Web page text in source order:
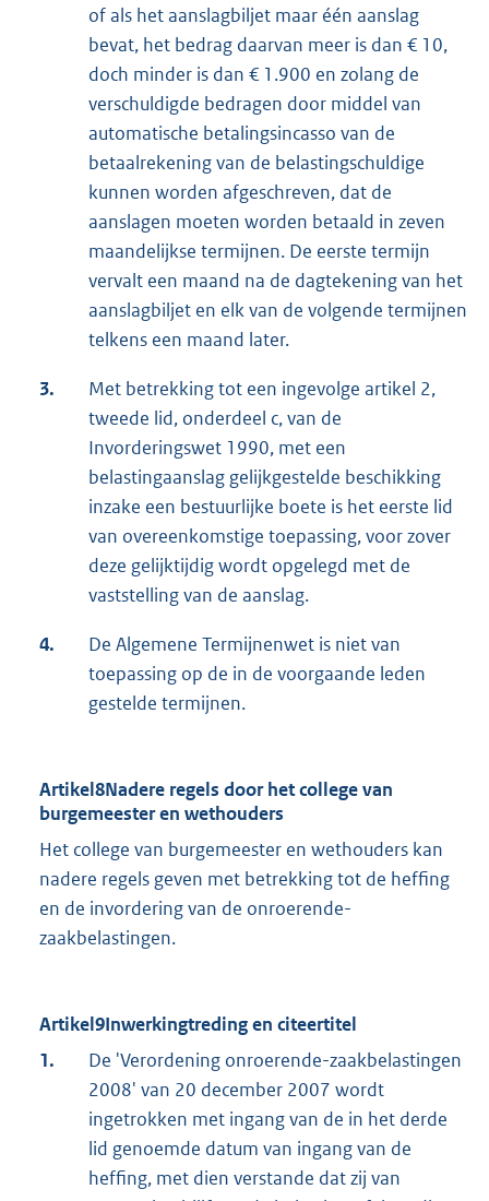
of als het aanslagbiljet maar één aanslag
bevat, het bedrag daarvan meer is dan € 10,
doch minder is dan € 1.900 en zolang de
verschuldigde bedragen door middel van
automatische betalingsincasso van de
betaalrekening van de belastingschuldige
kunnen worden afgeschreven, dat de
aanslagen moeten worden betaald in zeven
maandelijkse termijnen. De eerste termijn
vervalt een maand na de dagtekening van het
aanslagbiljet en elk van de volgende termijnen
telkens een maand later.
3.
Met betrekking tot een ingevolge artikel 2,
tweede lid, onderdeel c, van de
Invorderingswet 1990, met een
belastingaanslag gelijkgestelde beschikking
inzake een bestuurlijke boete is het eerste lid
van overeenkomstige toepassing, voor zover
deze gelijktijdig wordt opgelegd met de
vaststelling van de aanslag.
4.
De Algemene Termijnenwet is niet van
toepassing op de in de voorgaande leden
gestelde termijnen.
Artikel8Nadere regels door het college van
burgemeester en wethouders
Het college van burgemeester en wethouders kan
nadere regels geven met betrekking tot de heffing
en de invordering van de onroerende-
zaakbelastingen.
Artikel9Inwerkingtreding en citeertitel
1.
De 'Verordening onroerende-zaakbelastingen
2008' van 20 december 2007 wordt
ingetrokken met ingang van de in het derde
lid genoemde datum van ingang van de
heffing, met dien verstande dat zij van